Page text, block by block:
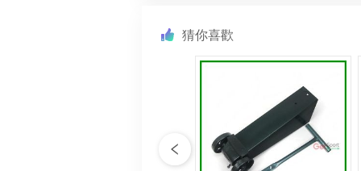
猜你喜歡